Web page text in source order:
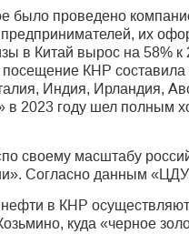
было проведено
их
в Китай вырос на 58%
КНР
Индия, Ирландия,
в 2023 году шел
своему масштабу
Согласно данным
в КНР
куда «черное